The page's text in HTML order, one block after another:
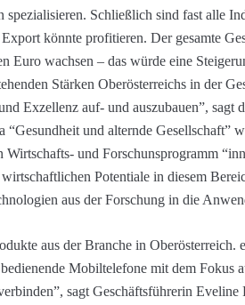
spezialisieren. Schließlich sind fast alle
könnte profitieren. Der gesamte
Euro wachsen – das würde eine
Stärken Oberösterreichs in der
Exzellenz auf- und auszubauen”, sagt
“Gesundheit und alternde Gesellschaft”
und Forschunsprogramm
Potentiale in diesem
aus der Forschung in die
aus der Branche in
Mobiltelefone mit dem Fokus
sagt Geschäftsführerin